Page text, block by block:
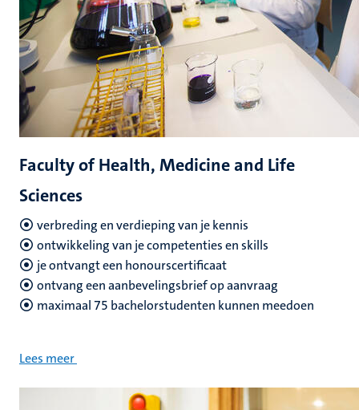
Faculty of Health, Medicine and Life
Sciences
verbreding en verdieping van je kennis
ontwikkeling van je competenties en skills
je ontvangt een honourscertificaat
ontvang een aanbevelingsbrief op aanvraag
maximaal 75 bachelorstudenten kunnen meedoen
Lees meer